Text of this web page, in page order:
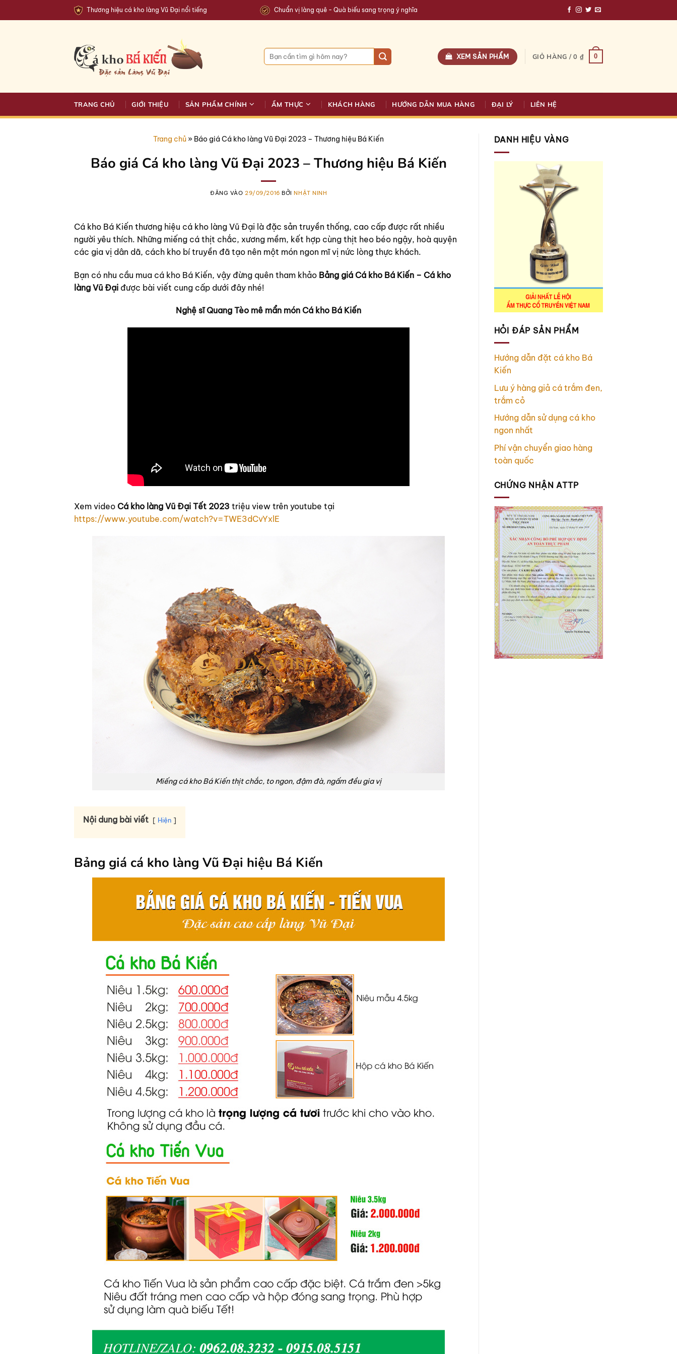
qua
Thương hiệu cá kho làng Vũ Đại nổi tiếng Chuẩn vị làng quê - Quà biếu sang trọng ý nghĩa
Tìm
kiếm:
XEM SẢN PHẨM GIỎ HÀNG /0 ₫ 0
TRANG CHỦ GIỚI THIỆU SẢN PHẨM CHÍNH ẨM THỰC KHÁCH HÀNG HƯỚNG DẪN MUA HÀNG ĐẠI LÝ LIÊN HỆ
Trang chủ» Báo giá Cá kho làng Vũ Đại 2023 – Thương hiệu Bá Kiến
Báo giá Cá kho làng Vũ Đại 2023 – Thương hiệu Bá Kiến
ĐĂNG VÀO 29/09/2016 BỞINHẬT NINH
Cá kho Bá Kiến thương hiệu cá kho làng Vũ Đại là đặc sản truyền thống, cao cấp được rất nhiều
người yêu thích. Những miếng cá thịt chắc, xương mềm, kết hợp cùng thịt heo béo ngậy, hoà quyện
các gia vị dân dã, cách kho bí truyền đã tạo nên một món ngon mĩ vị nức lòng thực khách.
Bạn có nhu cầu mua cá kho Bá Kiến, vậy đừng quên tham khảo Bảng giá Cá kho Bá Kiến – Cá kho
làng Vũ Đại được bài viết cung cấp dưới đây nhé!
Nghệ sĩ Quang Tèo mê mẩn món Cá kho Bá Kiến
Xem video Cá kho làng Vũ Đại Tết 2023 triệu view trên youtube tại
https://www.youtube.com/watch?v=TWE3dCvYxlE
Miếng cá kho Bá Kiến thịt chắc, to ngon, đậm đà, ngấm đều gia vị
Nội dung bài viết Hiện
Bảng giá cá kho làng Vũ Đại hiệu Bá Kiến
DANH HIỆU VÀNG
HỎI ĐÁP SẢN PHẨM
Hướng dẫn đặt cá kho Bá
Kiến
Lưu ý hàng giả cá trắm đen,
trắm cỏ
Hướng dẫn sử dụng cá kho
ngon nhất
Phí vận chuyển giao hàng
toàn quốc
CHỨNG NHẬN ATTP